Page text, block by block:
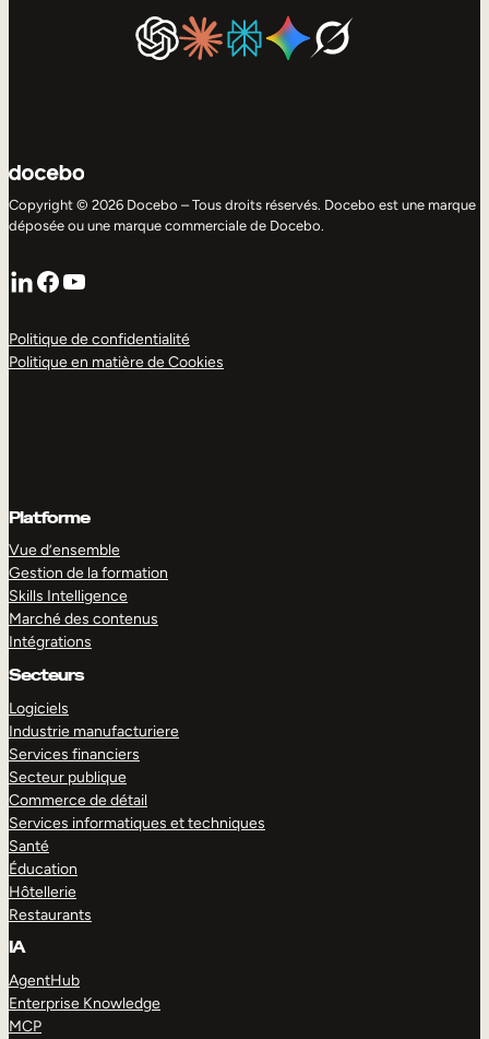
Copyright © 2026 Docebo – Tous droits réservés. Docebo est une marque
déposée ou une marque commerciale de Docebo.
LinkedIn
Facebook
YouTube
Politique de confidentialité
Politique en matière de Cookies
Platforme
Vue d’ensemble
Gestion de la formation
Skills Intelligence
Marché des contenus
Intégrations
Secteurs
Logiciels
Industrie manufacturiere
Services financiers
Secteur publique
Commerce de détail
Services informatiques et techniques
Santé
Éducation
Hôtellerie
Restaurants
IA
AgentHub
Enterprise Knowledge
MCP